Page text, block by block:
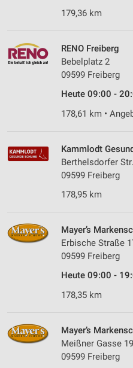
179,36 km
RENO Freiberg
Bebelplatz 2
09599 Freiberg
Heute 09:00 -
178,61 km •
Kammlodt
Berthelsdorfer
09599 Freiberg
178,95 km
Mayer’s
Erbische Straße
09599 Freiberg
Heute 09:00 -
178,35 km
Mayer’s
Meißner Gasse 19
09599 Freiberg